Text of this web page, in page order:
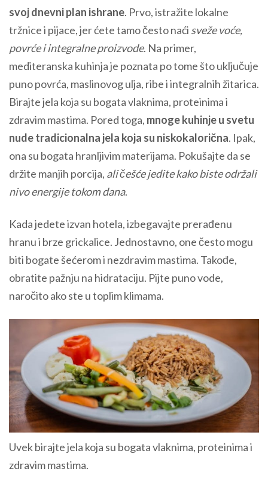
svoj dnevni plan ishrane. Prvo, istražite lokalne
tržnice i pijace, jer ćete tamo često naći sveže voće,
povrće i integralne proizvode. Na primer,
mediteranska kuhinja je poznata po tome što uključuje
puno povrća, maslinovog ulja, ribe i integralnih žitarica.
Birajte jela koja su bogata vlaknima, proteinima i
zdravim mastima. Pored toga, mnoge kuhinje u svetu
nude tradicionalna jela koja su niskokalorična. Ipak,
ona su bogata hranljivim materijama. Pokušajte da se
držite manjih porcija, ali češće jedite kako biste održali
nivo energije tokom dana.
Kada jedete izvan hotela, izbegavajte prerađenu
hranu i brze grickalice. Jednostavno, one često mogu
biti bogate šećerom i nezdravim mastima. Takođe,
obratite pažnju na hidrataciju. Pijte puno vode,
naročito ako ste u toplim klimama.
Uvek birajte jela koja su bogata vlaknima, proteinima i
zdravim mastima.